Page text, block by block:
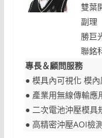
雙葉
副理
勝巨
聯銘
專長＆顧問服務
● 模具內可視化 模
● 產業用無線傳輸應
● 二次電池沖壓模具
● 高精密沖壓AOI檢